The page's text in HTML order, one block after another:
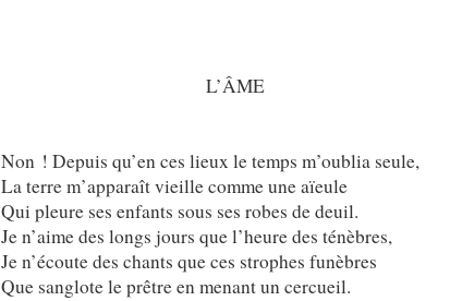
L’ÂME
Non ! Depuis qu’en ces lieux le temps m’oublia seule,
La terre m’apparaît vieille comme une aïeule
Qui pleure ses enfants sous ses robes de deuil.
Je n’aime des longs jours que l’heure des ténèbres,
Je n’écoute des chants que ces strophes funèbres
Que sanglote le prêtre en menant un cercueil.